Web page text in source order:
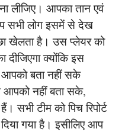
लीजिए। आपका तान एवं
सभी लोग इसमें से देख
खेलता है। उस प्लेयर को
दीजिएगा क्योंकि इस
बता नहीं सके
आपको नहीं बता सके,
सभी टीम को पिच रिपोर्ट
गया है। इसीलिए आप